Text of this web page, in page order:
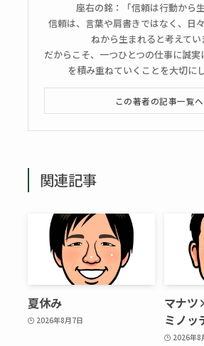
座右の銘：「信頼は行動から生
信頼は、言葉や肩書きではなく、日
ねから生まれると考えてい
だからこそ、一つひとつの仕事に誠
を積み重ねていくことを大切に
この著者の記事一覧へ
関連記事
夏休み
2026年8月7日
マナ
ミノッ
2026年8